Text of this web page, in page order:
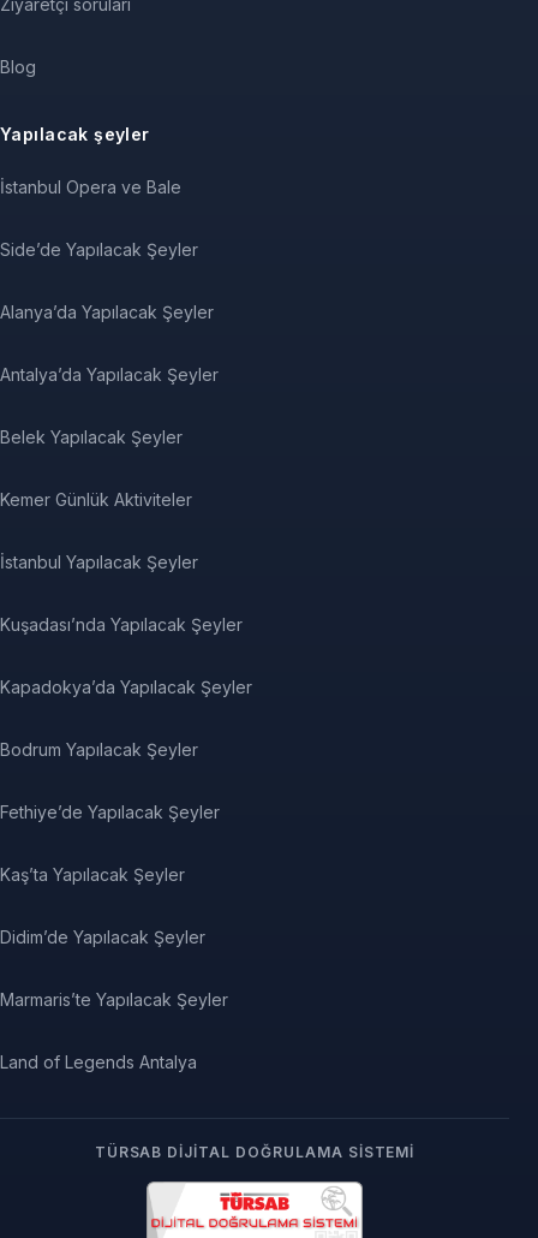
Ziyaretçi soruları
Blog
Yapılacak şeyler
İstanbul Opera ve Bale
Side’de Yapılacak Şeyler
Alanya’da Yapılacak Şeyler
Antalya’da Yapılacak Şeyler
Belek Yapılacak Şeyler
Kemer Günlük Aktiviteler
İstanbul Yapılacak Şeyler
Kuşadası’nda Yapılacak Şeyler
Kapadokya’da Yapılacak Şeyler
Bodrum Yapılacak Şeyler
Fethiye’de Yapılacak Şeyler
Kaş’ta Yapılacak Şeyler
Didim’de Yapılacak Şeyler
Marmaris’te Yapılacak Şeyler
Land of Legends Antalya
TÜRSAB DIJITAL DOĞRULAMA SISTEMI